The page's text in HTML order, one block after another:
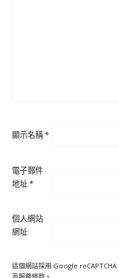
顯示名稱*
電子郵件
地址*
個人網站
網址
這個網站採用 Google